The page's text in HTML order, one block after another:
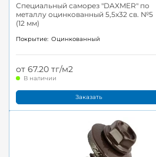
Специальный саморез "DAXMER" по
металлу оцинкованный 5,5x32 св. №5
(12 мм)
Покрытие: Оцинкованный
от 67.20 тг/м2
В наличии
Заказать